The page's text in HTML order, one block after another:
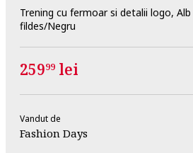
Trening cu fermoar si detalii logo, Alb
fildes/Negru
25999 lei
Vandut de
Fashion Days